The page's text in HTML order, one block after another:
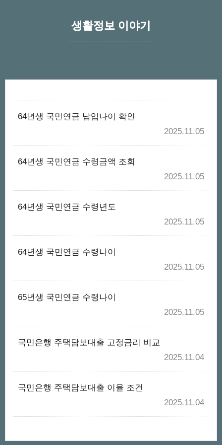
생활정보 이야기
64년생 국민연금 납입나이 확인
2025.11.05
64년생 국민연금 수령금액 조회
2025.11.05
64년생 국민연금 수령년도
2025.11.05
64년생 국민연금 수령나이
2025.11.05
65년생 국민연금 수령나이
2025.11.05
국민은행 주택담보대출 고정금리 비교
2025.11.04
국민은행 주택담보대출 이율 조건
2025.11.04